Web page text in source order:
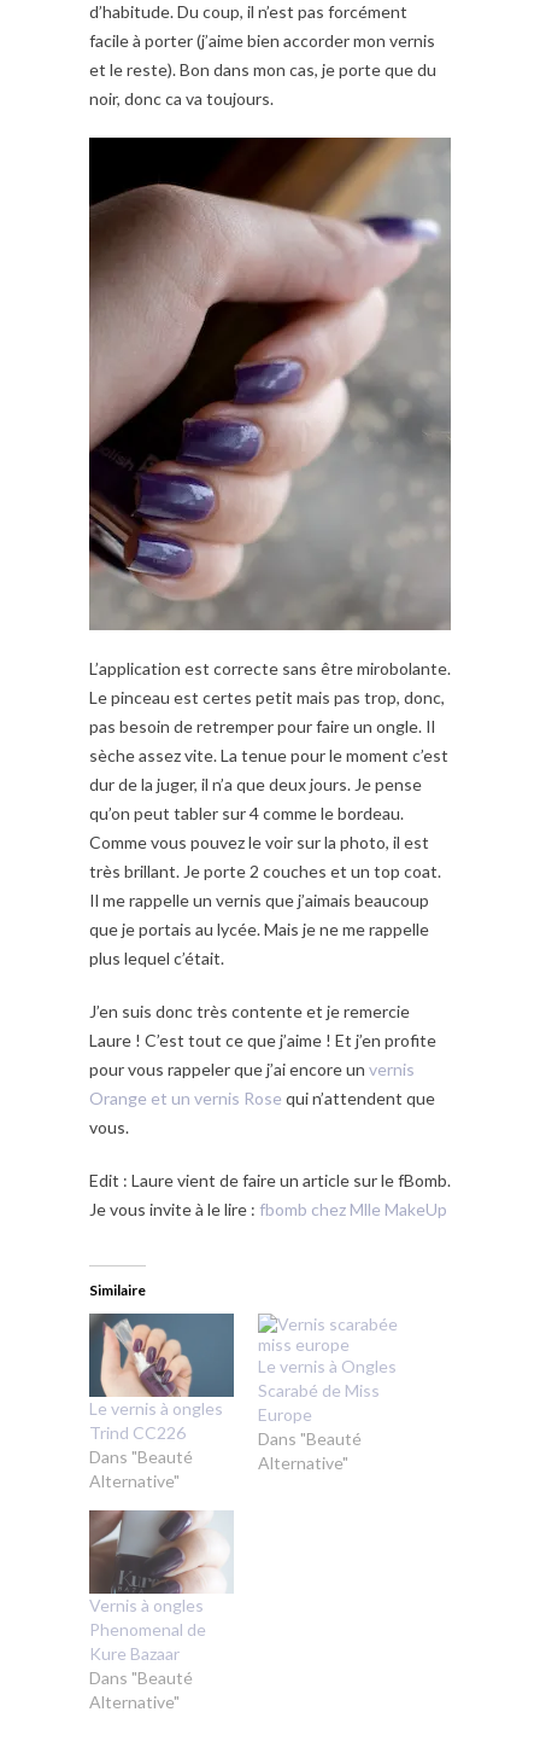
d’habitude. Du coup, il n’est pas forcément
facile à porter (j’aime bien accorder mon vernis
et le reste). Bon dans mon cas, je porte que du
noir, donc ca va toujours.
L’application est correcte sans être mirobolante.
Le pinceau est certes petit mais pas trop, donc,
pas besoin de retremper pour faire un ongle. Il
sèche assez vite. La tenue pour le moment c’est
dur de la juger, il n’a que deux jours. Je pense
qu’on peut tabler sur 4 comme le bordeau.
Comme vous pouvez le voir sur la photo, il est
très brillant. Je porte 2 couches et un top coat.
Il me rappelle un vernis que j’aimais beaucoup
que je portais au lycée. Mais je ne me rappelle
plus lequel c’était.
J’en suis donc très contente et je remercie
Laure ! C’est tout ce que j’aime ! Et j’en profite
pour vous rappeler que j’ai encore un vernis
Orange et un vernis Rose qui n’attendent que
vous.
Edit : Laure vient de faire un article sur le fBomb.
Je vous invite à le lire : fbomb chez Mlle MakeUp
Similaire
Le vernis à ongles
Trind CC226
Dans "Beauté
Alternative"
Le vernis à Ongles
Scarabé de Miss
Europe
Dans "Beauté
Alternative"
Vernis à ongles
Phenomenal de
Kure Bazaar
Dans "Beauté
Alternative"